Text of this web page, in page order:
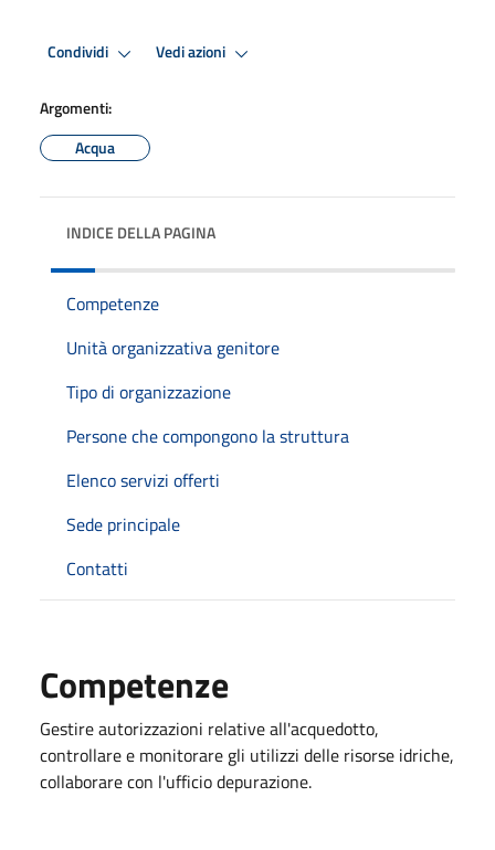
Condividi Vedi azioni
Argomenti:
Acqua
INDICE DELLA PAGINA
Competenze
Unità organizzativa genitore
Tipo di organizzazione
Persone che compongono la struttura
Elenco servizi offerti
Sede principale
Contatti
Competenze
Gestire autorizzazioni relative all'acquedotto,
controllare e monitorare gli utilizzi delle risorse idriche,
collaborare con l'ufficio depurazione.